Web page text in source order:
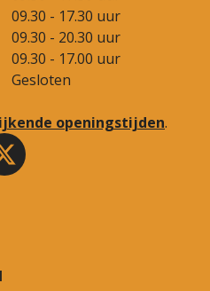
09.30 - 17.30 uur
09.30 - 20.30 uur
09.30 - 17.00 uur
Gesloten
openingstijden.